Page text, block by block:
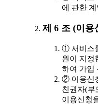
에 관한
제 6 조 (이용
① 서비스
원이 지정
하여 가입
② 이용신
친권자(부
이용신청